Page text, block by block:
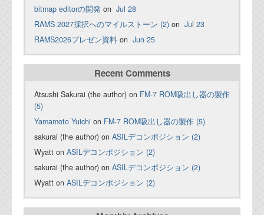
bitmap editorの開発 on Jul 28
RAMS 2027採択へのマイルストーン (2) on Jul 23
RAMS2026プレゼン資料 on Jun 25
Recent Comments
Atsushi Sakurai (the author) on FM-7 ROM吸出し器の製作
(5)
Yamamoto Yuichi on FM-7 ROM吸出し器の製作 (5)
sakurai (the author) on ASILデコンポジション (2)
Wyatt on ASILデコンポジション (2)
sakurai (the author) on ASILデコンポジション (2)
Wyatt on ASILデコンポジション (2)